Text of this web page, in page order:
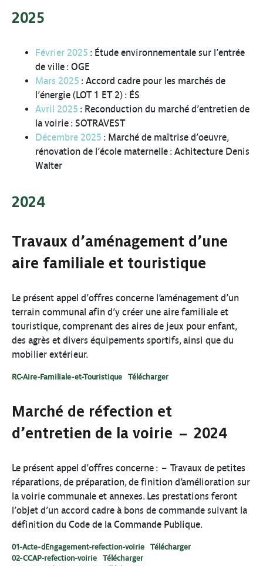
2025
Février 2025 : Étude environnementale sur l’entrée
de ville : OGE
Mars 2025 : Accord cadre pour les marchés de
l’énergie (LOT 1 ET 2) : ÉS
Avril 2025 : Reconduction du marché d’entretien de
la voirie : SOTRAVEST
Décembre 2025 : Marché de maîtrise d’oeuvre,
rénovation de l’école maternelle : Achitecture Denis
Walter
2024
Travaux d’aménagement d’une
aire familiale et touristique
Le présent appel d’offres concerne l’aménagement d’un
terrain communal afin d’y créer une aire familiale et
touristique, comprenant des aires de jeux pour enfant,
des agrès et divers équipements sportifs, ainsi que du
mobilier extérieur.
RC-Aire-Familiale-et-Touristique Télécharger
Marché de réfection et
d’entretien de la voirie – 2024
Le présent appel d’offres concerne : – Travaux de petites
réparations, de préparation, de finition d’amélioration sur
la voirie communale et annexes. Les prestations feront
l’objet d’un accord cadre à bons de commande suivant la
définition du Code de la Commande Publique.
01-Acte-dEngagement-refection-voirie
Télécharger
02-CCAP-refection-voirie
Télécharger